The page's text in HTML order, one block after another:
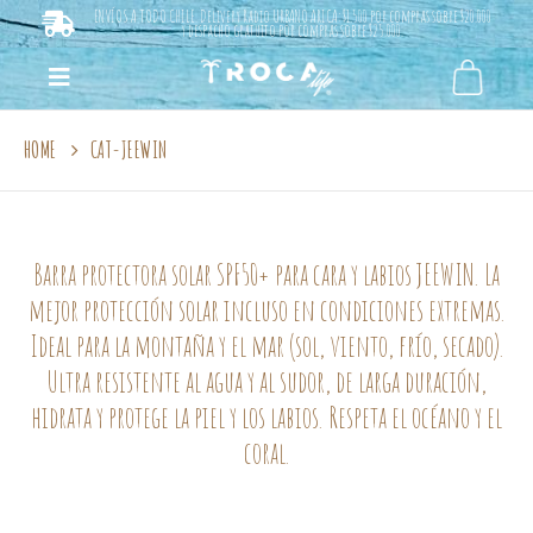
ENVÍOS A TODO CHILE. Delivery Radio URBANO ARICA: $1.500 por compras sobre $20.000
y despacho gratuito por compras sobre $25.000.
HOME CAT-JEEWIN
Barra protectora solar SPF50+ para cara y labios JEEWIN. La
mejor protección solar incluso en condiciones extremas.
Ideal para la montaña y el mar (sol, viento, frío, secado).
Ultra resistente al agua y al sudor, de larga duración,
hidrata y protege la piel y los labios. Respeta el océano y el
coral.